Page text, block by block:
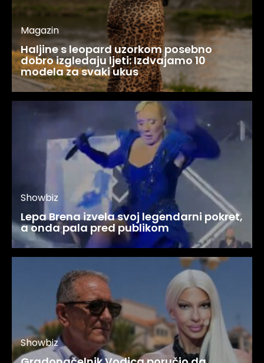
Magazin
Haljine s leopard uzorkom posebno
dobro izgledaju ljeti: Izdvajamo 10
modela za svaki ukus
Showbiz
Lepa Brena izvela svoj legendarni pokret,
a onda pala pred publikom
Showbiz